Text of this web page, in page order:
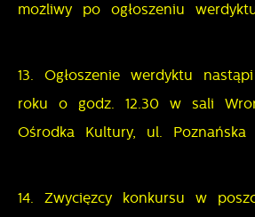
możliwy po ogłoszeniu
13. Ogłoszenie werdyktu
roku o godz. 12.30 w sali
Ośrodka Kultury, ul. Poznańska
14. Zwycięzcy konkursu w